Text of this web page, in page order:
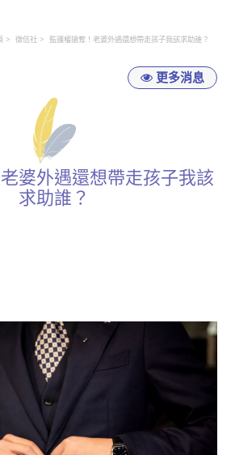
徵信社 監護權搶奪！老婆外遇還想帶走孩子我該求助誰？
更多消息
婆外遇還想帶走孩子我該
求助誰？